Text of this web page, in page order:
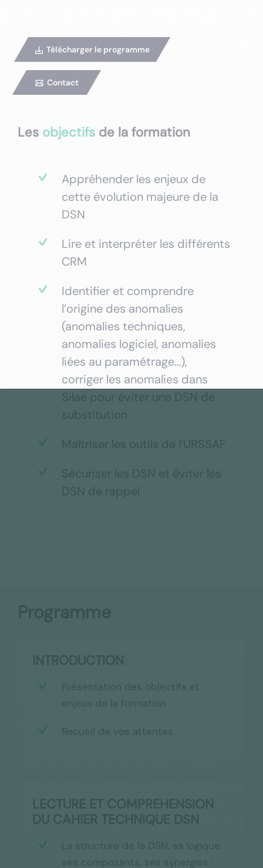
Télécharger le programme
Contact
Les objectifsde la formation
Appréhender les enjeux de
cette évolution majeure de la
DSN
Lire et interpréter les différents
CRM
Identifier et comprendre
l’origine des anomalies
(anomalies techniques,
anomalies logiciel, anomalies
liées au paramétrage…),
corriger les anomalies dans
Silae pour éviter une DSN de
substitution
Maîtriser les outils de l’URSSAF
Sécuriser les DSN et éviter les
DSN de rappel
Présentation des objectifs et
enjeux de la formation
Recueil de vos attentes
La structure de la DSN, sa logique
ses composants, ses synergies :